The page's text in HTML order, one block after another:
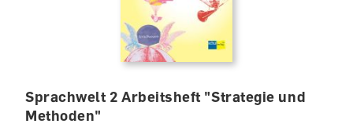
Sprachwelt 2 Arbeitsheft "Strategie und
Methoden"